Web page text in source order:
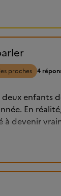
proches 4
deux enfants
En
à devenir